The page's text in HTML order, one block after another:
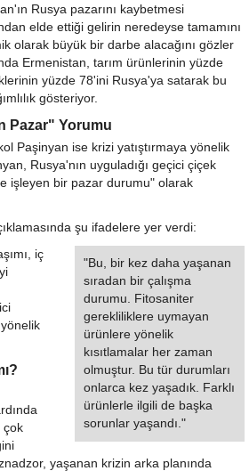
Rusya pazarını kaybetmesi
elde ettiği gelirin neredeyse tamamını
olarak büyük bir darbe alacağını gözler
Ermenistan, tarım ürünlerinin yüzde
yüzde 78'ini Rusya'ya satarak bu
gösteriyor.
Pazar" Yorumu
Paşinyan ise krizi yatıştırmaya yönelik
Rusya'nın uyguladığı geçici çiçek
işleyen bir pazar durumu" olarak
şu ifadelere yer verdi:
"Bu, bir kez daha yaşanan
sıradan bir çalışma
durumu. Fitosaniter
gerekliliklere uymayan
ürünlere yönelik
kısıtlamalar her zaman
olmuştur. Bu tür durumları
onlarca kez yaşadık. Farklı
ürünlerle ilgili de başka
sorunlar yaşandı."
iç
çok
yaşanan krizin arka planında